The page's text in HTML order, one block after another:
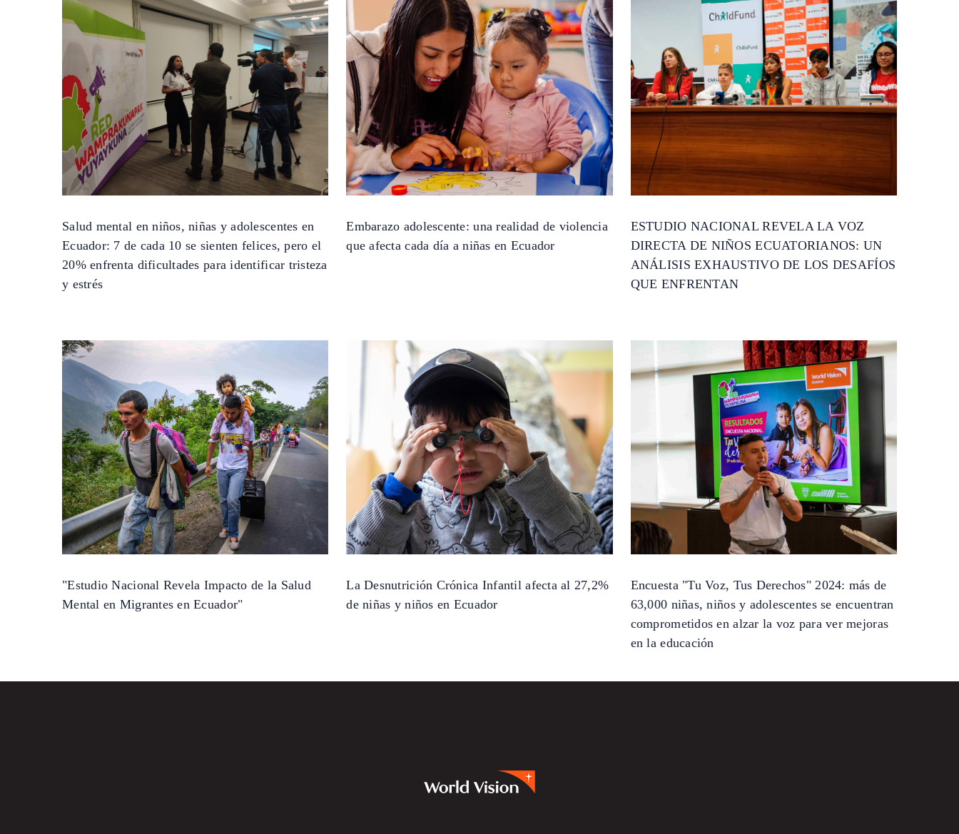
Salud mental en niños, niñas y adolescentes en
Ecuador: 7 de cada 10 se sienten felices, pero el
20% enfrenta dificultades para identificar tristeza
y estrés
Embarazo adolescente: una realidad de violencia
que afecta cada día a niñas en Ecuador
ESTUDIO NACIONAL REVELA LA VOZ
DIRECTA DE NIÑOS ECUATORIANOS: UN
ANÁLISIS EXHAUSTIVO DE LOS DESAFÍOS
QUE ENFRENTAN
"Estudio Nacional Revela Impacto de la Salud
Mental en Migrantes en Ecuador"
La Desnutrición Crónica Infantil afecta al 27,2%
de niñas y niños en Ecuador
Encuesta "Tu Voz, Tus Derechos" 2024: más de
63,000 niñas, niños y adolescentes se encuentran
comprometidos en alzar la voz para ver mejoras
en la educación